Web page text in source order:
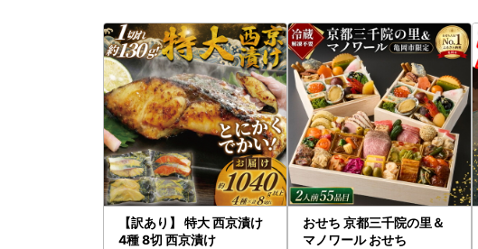
【訳あり】 特大 西京漬け
4種 8切 西京漬け
おせち 京都三千院の里＆
マノワール おせち